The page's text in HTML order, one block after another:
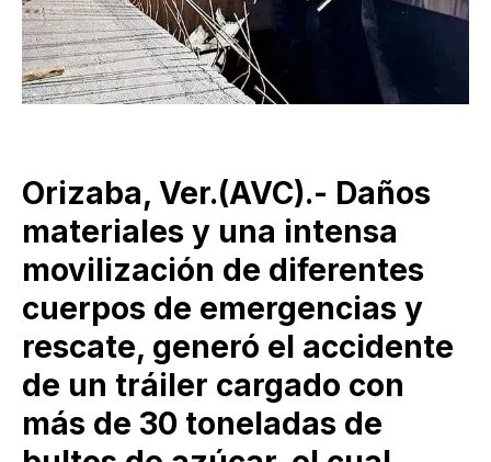
Orizaba, Ver.(AVC).- Daños
materiales y una intensa
movilización de diferentes
cuerpos de emergencias y
rescate, generó el accidente
de un tráiler cargado con
más de 30 toneladas de